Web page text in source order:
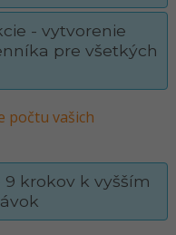
- vytvorenie
pre všetkých
počtu vašich
krokov k vyšším